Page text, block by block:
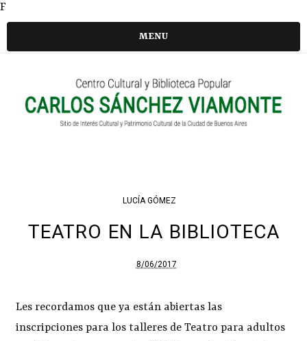
F
MENU
LUCÍA GÓMEZ
TEATRO EN LA BIBLIOTECA
8/06/2017
Les recordamos que ya están abiertas las
inscripciones para los talleres de Teatro para adultos